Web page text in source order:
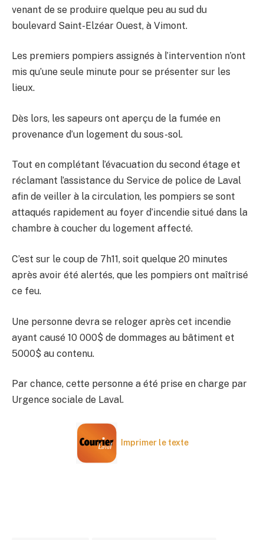
venant de se produire quelque peu au sud du
boulevard Saint-Elzéar Ouest, à Vimont.
Les premiers pompiers assignés à l’intervention n’ont
mis qu’une seule minute pour se présenter sur les
lieux.
Dès lors, les sapeurs ont aperçu de la fumée en
provenance d’un logement du sous-sol.
Tout en complétant l’évacuation du second étage et
réclamant l’assistance du Service de police de Laval
afin de veiller à la circulation, les pompiers se sont
attaqués rapidement au foyer d’incendie situé dans la
chambre à coucher du logement affecté.
C’est sur le coup de 7h11, soit quelque 20 minutes
après avoir été alertés, que les pompiers ont maîtrisé
ce feu.
Une personne devra se reloger après cet incendie
ayant causé 10 000$ de dommages au bâtiment et
5000$ au contenu.
Par chance, cette personne a été prise en charge par
Urgence sociale de Laval.
Imprimer le texte